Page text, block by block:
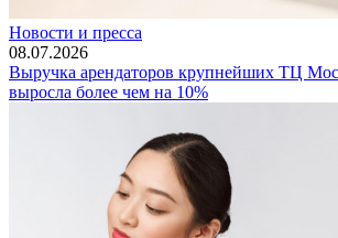
Новости и пресса
08.07.2026
Выручка арендаторов крупнейших ТЦ
выросла более чем на 10%